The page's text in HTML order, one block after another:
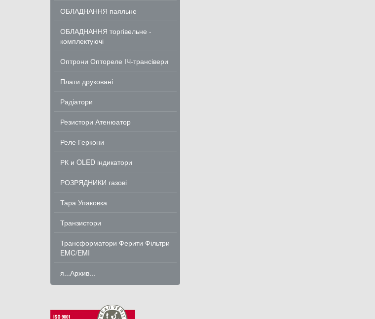
ОБЛАДНАННЯ паяльне
ОБЛАДНАННЯ торгівельне -
комплектуючі
Оптрони Оптореле ІЧ-трансівери
Плати друковані
Радіатори
Резистори Атенюатор
Реле Геркони
РК и OLED індикатори
РОЗРЯДНИКИ газові
Тара Упаковка
Транзистори
Трансформатори Ферити Фільтри
EMC/EMI
я...Архив...